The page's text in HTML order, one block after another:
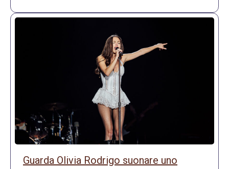
Guarda Olivia Rodrigo suonare uno